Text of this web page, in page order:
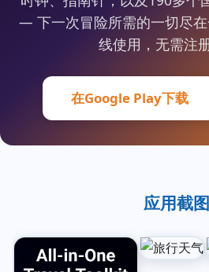
— 下一次冒险所需的一切尽
线使用，无需注
在Google Play下载
应用截图